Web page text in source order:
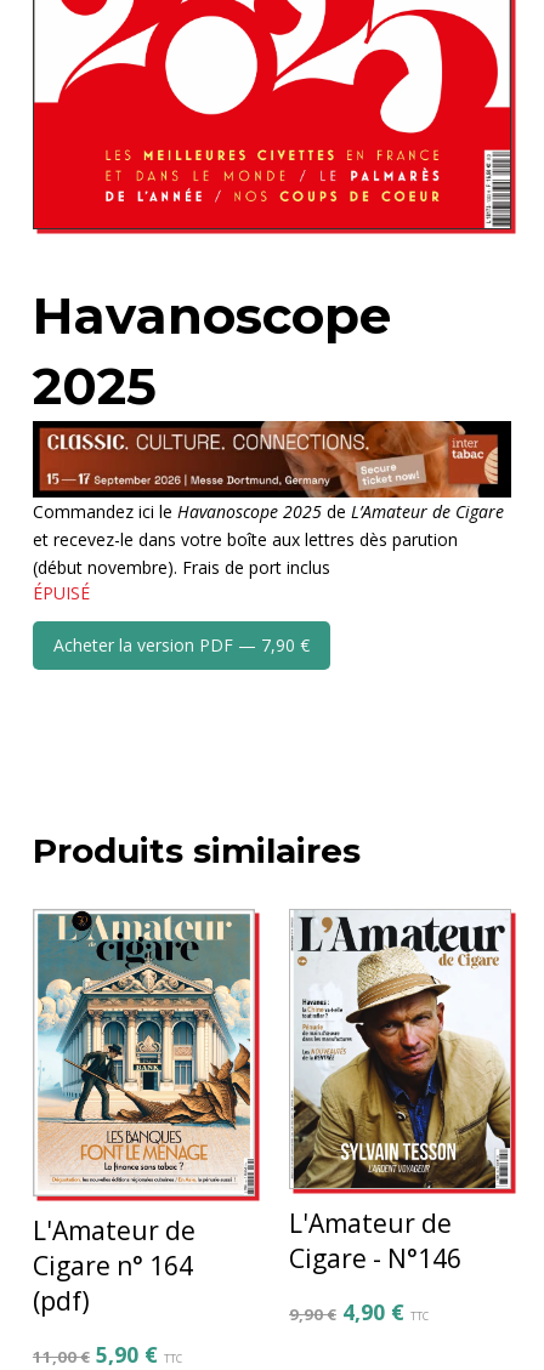
Havanoscope
2025
Commandez ici le Havanoscope 2025de L’Amateur de Cigare
et recevez-le dans votre boîte aux lettres dès parution
(début novembre). Frais de port inclus
ÉPUISÉ
Acheter la version PDF — 7,90 €
Produits similaires
L'Amateur de
Cigare n° 164
(pdf)
11,00€ 5,90 € TTC
L'Amateur de
Cigare - N°146
9,90€ 4,90 € TTC